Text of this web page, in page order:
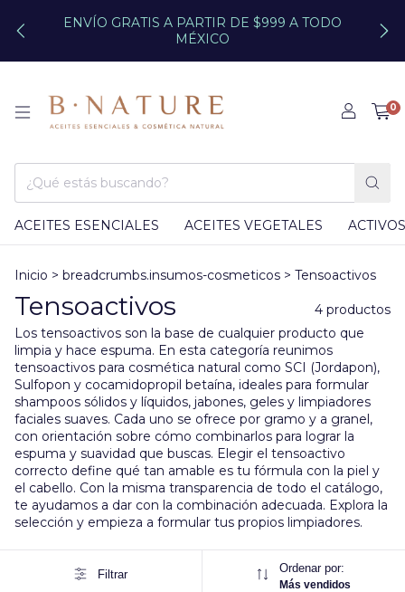
ENVÍO GRATIS A PARTIR DE $999 A TODO
MÉXICO
0
ACEITES ESENCIALES ACEITES VEGETALES
Inicio > breadcrumbs.insumos-cosmeticos > Tensoactivos
Tensoactivos
4 productos
Los tensoactivos son la base de cualquier producto que
limpia y hace espuma. En esta categoría reunimos
tensoactivos para cosmética natural como SCI (Jordapon),
Sulfopon y cocamidopropil betaína, ideales para formular
shampoos sólidos y líquidos, jabones, geles y limpiadores
faciales suaves. Cada uno se ofrece por gramo y a granel,
con orientación sobre cómo combinarlos para lograr la
espuma y suavidad que buscas. Elegir el tensoactivo
correcto define qué tan amable es tu fórmula con la piel y
el cabello. Con la misma transparencia de todo el catálogo,
te ayudamos a dar con la combinación adecuada. Explora la
selección y empieza a formular tus propios limpiadores.
Filtrar Ordenar por:
Más vendidos